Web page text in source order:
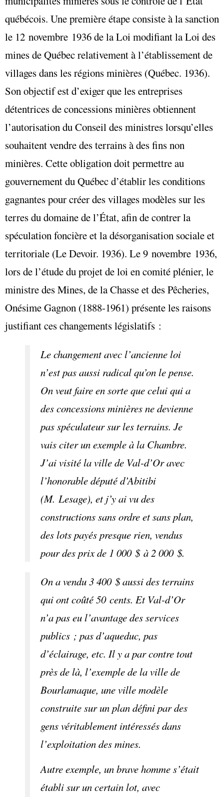
québécois. Une première étape consiste à la sanction
le 12 novembre 1936 de la Loi modifiant la Loi des
mines de Québec relativement à l’établissement de
villages dans les régions minières (Québec. 1936).
Son objectif est d’exiger que les entreprises
détentrices de concessions minières obtiennent
l’autorisation du Conseil des ministres lorsqu’elles
souhaitent vendre des terrains à des fins non
minières. Cette obligation doit permettre au
gouvernement du Québec d’établir les conditions
gagnantes pour créer des villages modèles sur les
terres du domaine de l’État, afin de contrer la
spéculation foncière et la désorganisation sociale et
territoriale (Le Devoir. 1936). Le 9 novembre 1936,
lors de l’étude du projet de loi en comité plénier, le
ministre des Mines, de la Chasse et des Pêcheries,
Onésime Gagnon (1888-1961) présente les raisons
justifiant ces changements législatifs :
Le changement avec l’ancienne loi
n’est pas aussi radical qu’on le pense.
On veut faire en sorte que celui qui a
des concessions minières ne devienne
pas spéculateur sur les terrains. Je
vais citer un exemple à la Chambre.
J’ai visité la ville de Val-d’Or avec
l’honorable député d’Abitibi
(M. Lesage), et j’y ai vu des
constructions sans ordre et sans plan,
des lots payés presque rien, vendus
pour des prix de 1 000 $ à 2 000 $.
On a vendu 3 400 $ aussi des terrains
qui ont coûté 50 cents. Et Val-d’Or
n’a pas eu l’avantage des services
publics ; pas d’aqueduc, pas
d’éclairage, etc. Il y a par contre tout
près de là, l’exemple de la ville de
Bourlamaque, une ville modèle
construite sur un plan défini par des
gens véritablement intéressés dans
l’exploitation des mines.
Autre exemple, un brave homme s’était
établi sur un certain lot, avec